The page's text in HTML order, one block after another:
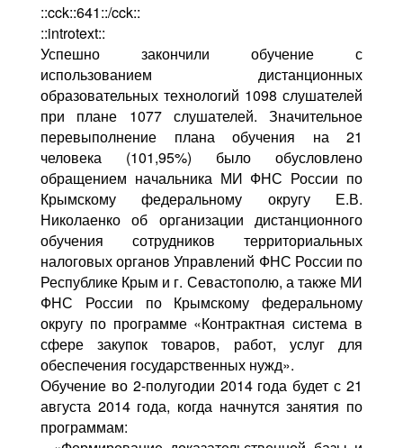
Контакты
Блог
::cck::641::/cck::
::introtext::
Успешно закончили обучение с
использованием дистанционных
образовательных технологий 1098 слушателей
при плане 1077 слушателей. Значительное
перевыполнение плана обучения на 21
человека (101,95%) было обусловлено
обращением начальника МИ ФНС России по
Крымскому федеральному округу Е.В.
Николаенко об организации дистанционного
обучения сотрудников территориальных
налоговых органов Управлений ФНС России по
Республике Крым и г. Севастополю, а также МИ
ФНС России по Крымскому федеральному
округу по программе «Контрактная система в
сфере закупок товаров, работ, услуг для
обеспечения государственных нужд».
Обучение во 2-полугодии 2014 года будет с 21
августа 2014 года, когда начнутся занятия по
программам: